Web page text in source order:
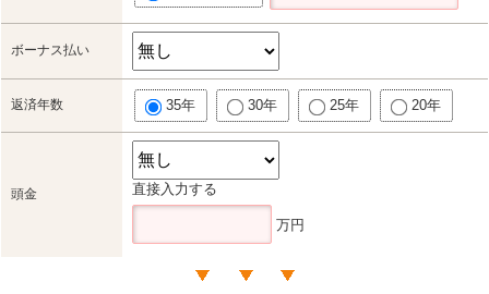
ボーナス払い
返済年数 35年 30年 25年 20年
頭金 直接入力する
万円